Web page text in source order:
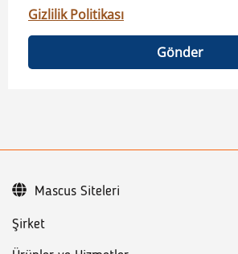
Gizlilik Politikası
Gönder
Şirket
Mascus Siteleri